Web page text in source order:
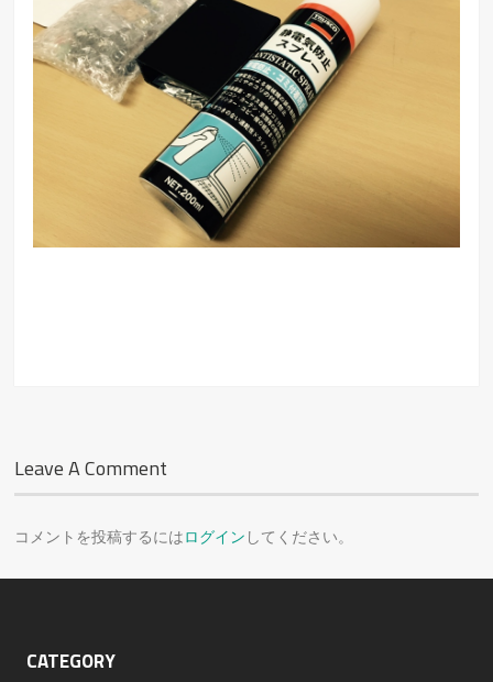
Leave A Comment
コメントを投稿するにはログイン してください。
CATEGORY